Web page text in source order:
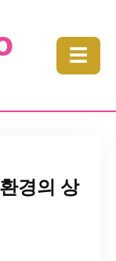
☰
경의 상